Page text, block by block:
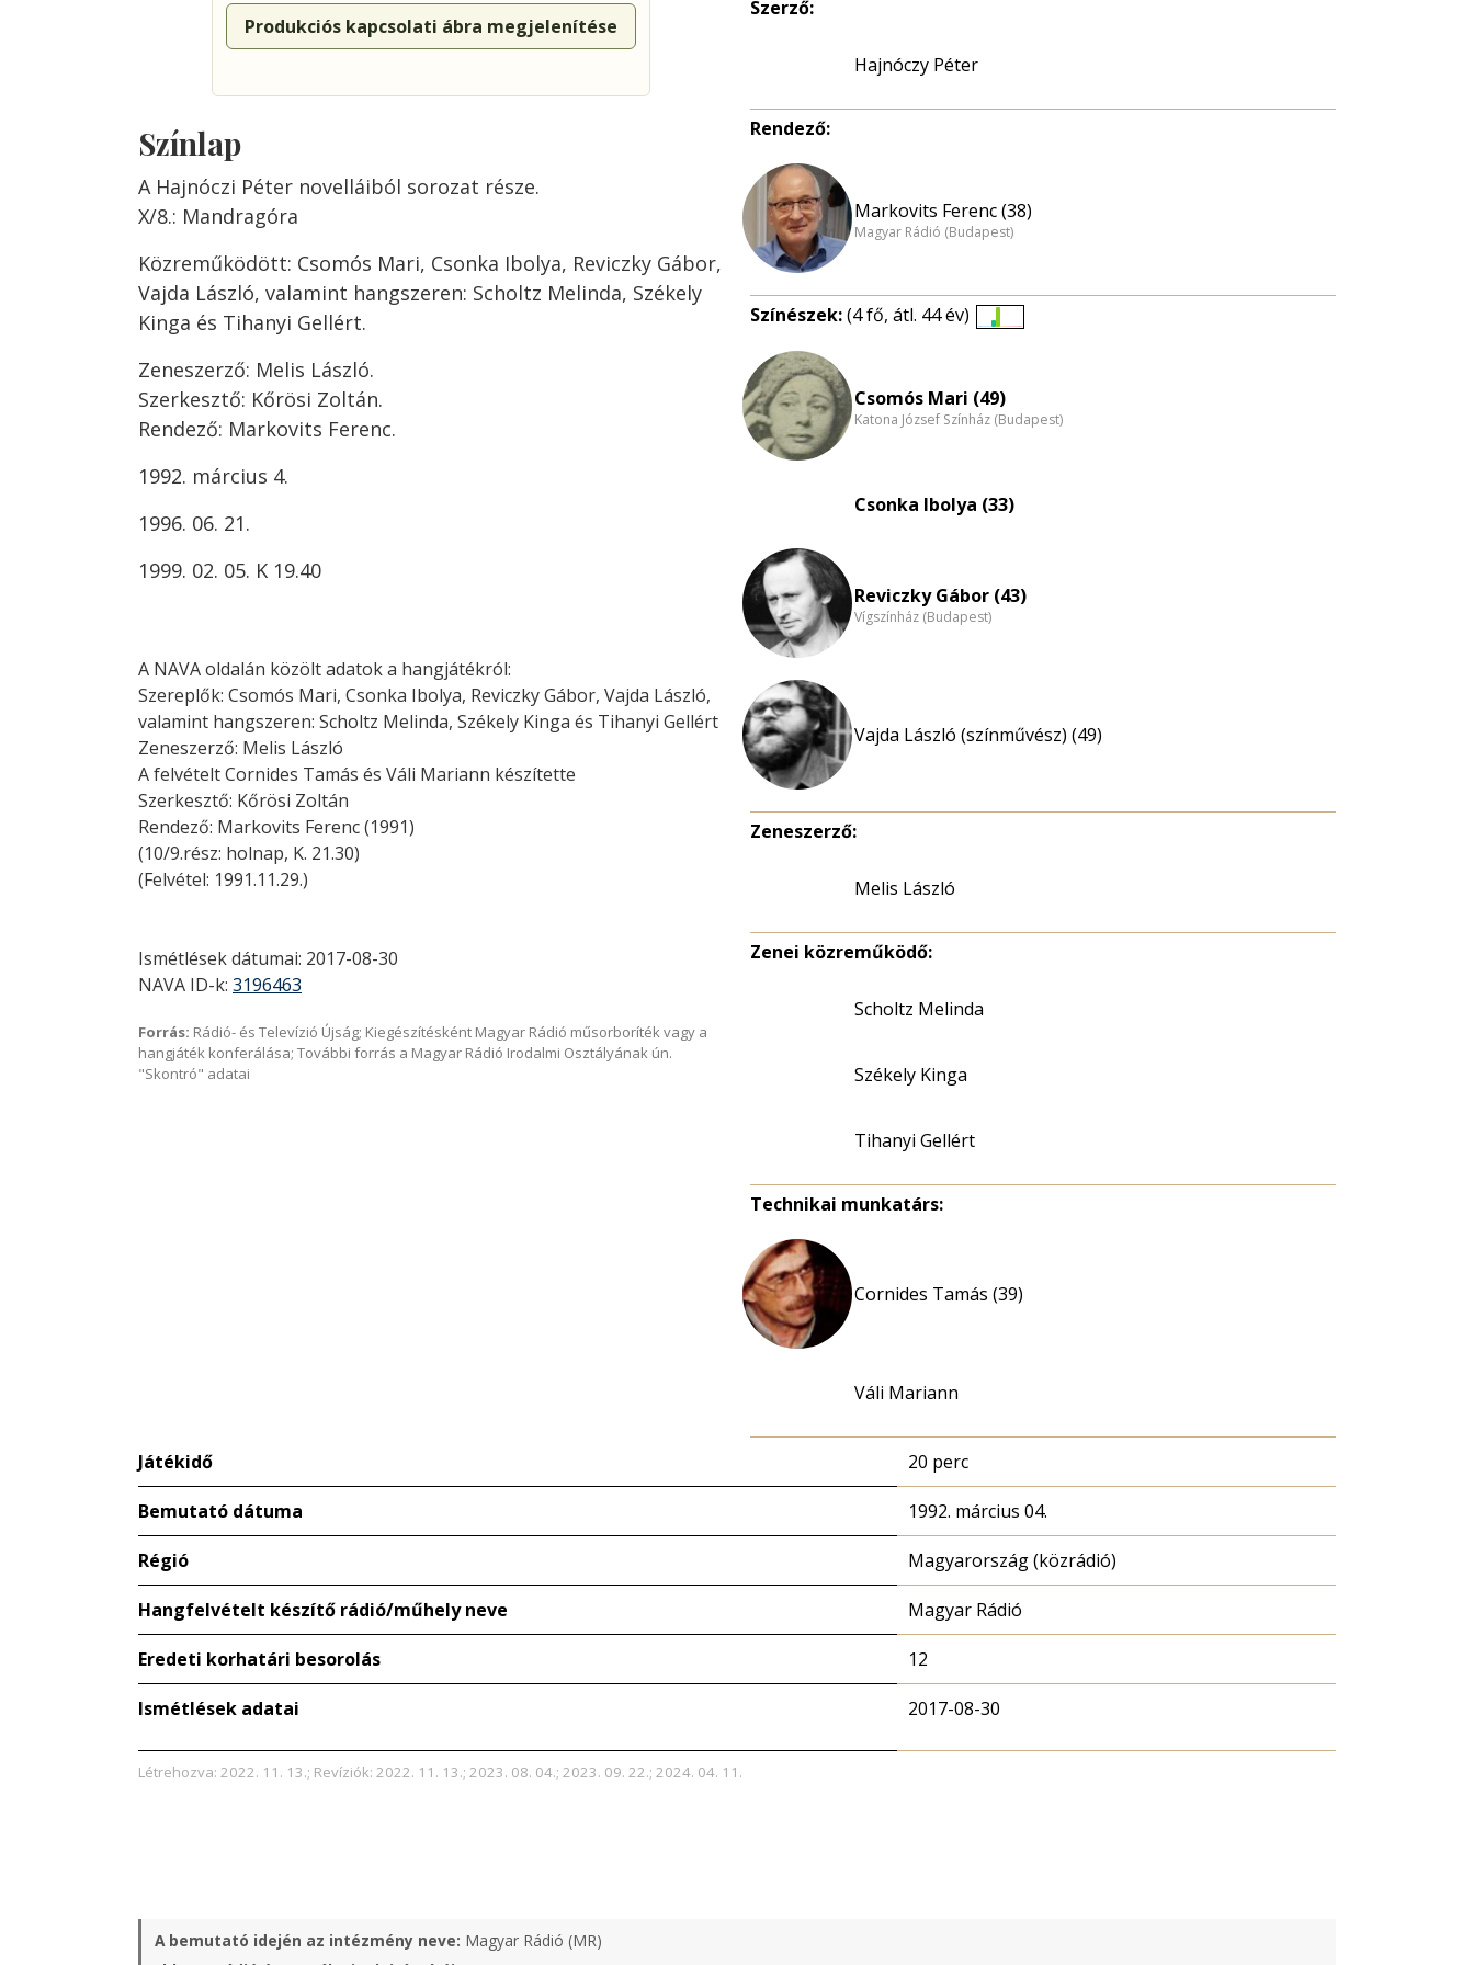
Produkciós kapcsolati ábra megjelenítése
Színlap
A Hajnóczi Péter novelláiból sorozat része.
X/8.: Mandragóra
Közreműködött: Csomós Mari, Csonka Ibolya, Reviczky Gábor,
Vajda László, valamint hangszeren: Scholtz Melinda, Székely
Kinga és Tihanyi Gellért.
Zeneszerző: Melis László.
Szerkesztő: Kőrösi Zoltán.
Rendező: Markovits Ferenc.
1992. március 4.
1996. 06. 21.
1999. 02. 05. K 19.40
A NAVA oldalán közölt adatok a hangjátékról:
Szereplők: Csomós Mari, Csonka Ibolya, Reviczky Gábor, Vajda László,
valamint hangszeren: Scholtz Melinda, Székely Kinga és Tihanyi Gellért
Zeneszerző: Melis László
A felvételt Cornides Tamás és Váli Mariann készítette
Szerkesztő: Kőrösi Zoltán
Rendező: Markovits Ferenc (1991)
(10/9.rész: holnap, K. 21.30)
(Felvétel: 1991.11.29.)
Ismétlések dátumai: 2017-08-30
NAVA ID-k: 3196463
Forrás: Rádió- és Televízió Újság; Kiegészítésként Magyar Rádió műsorboríték vagy a
hangjáték konferálása; További forrás a Magyar Rádió Irodalmi Osztályának ún.
"Skontró" adatai
Szerző:
Hajnóczy Péter
Rendező:
Markovits Ferenc (38)
Magyar Rádió (Budapest)
Színészek:(4 fő, átl. 44 év)
nagyítása
Csomós Mari (49)
Katona József Színház (Budapest)
Csonka Ibolya (33)
Reviczky Gábor (43)
Vígszínház (Budapest)
Vajda László (színművész) (49)
Zeneszerző:
Melis László
Zenei közreműködő:
Scholtz Melinda
Székely Kinga
Tihanyi Gellért
Technikai munkatárs:
Cornides Tamás (39)
Váli Mariann
Játékidő 20 perc
Bemutató dátuma 1992. március 04.
Régió Magyarország (közrádió)
Hangfelvételt készítő rádió/műhely neve Magyar Rádió
Eredeti korhatári besorolás 12
Ismétlések adatai 2017-08-30
Létrehozva: 2022. 11. 13.; Revíziók: 2022. 11. 13.; 2023. 08. 04.; 2023. 09. 22.; 2024. 04. 11.
A bemutató idején az intézmény neve: Magyar Rádió (MR)